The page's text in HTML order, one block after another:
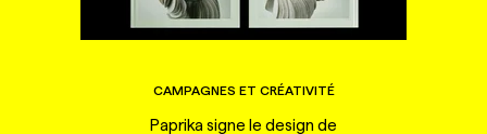
CAMPAGNES ET CRÉATIVITÉ
Paprika signe le design de